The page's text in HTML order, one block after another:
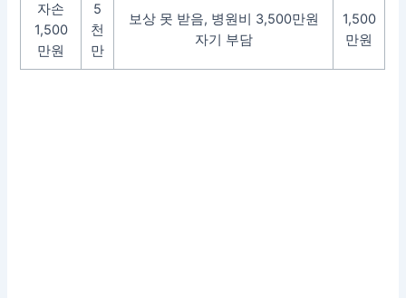
자손
1,500
만원
5
천
만
보상 못 받음, 병원비 3,500만원
자기 부담
1,500
만원